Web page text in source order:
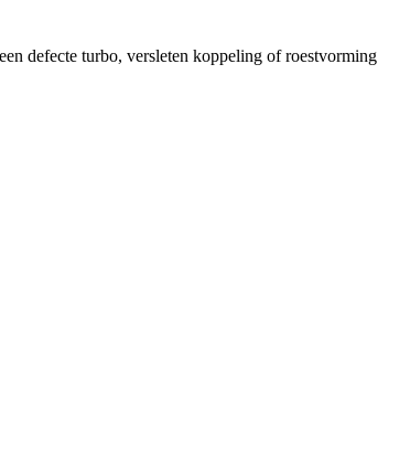
defecte turbo, versleten koppeling of roestvorming